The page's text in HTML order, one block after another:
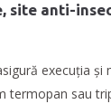
site anti-
asigură execuția
termopan sau